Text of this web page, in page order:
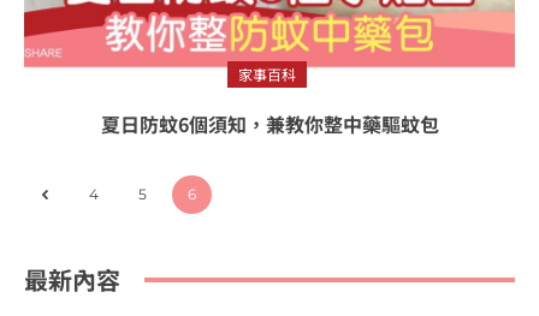
家事百科
夏日防蚊6個須知，兼教你整中藥驅蚊包
4 5 6
最新內容